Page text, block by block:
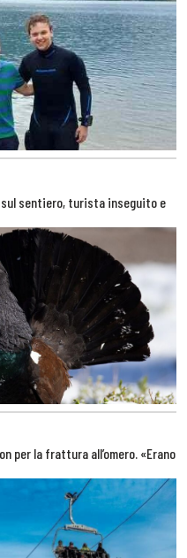
sul sentiero, turista inseguito e
per la frattura all’omero. «Erano